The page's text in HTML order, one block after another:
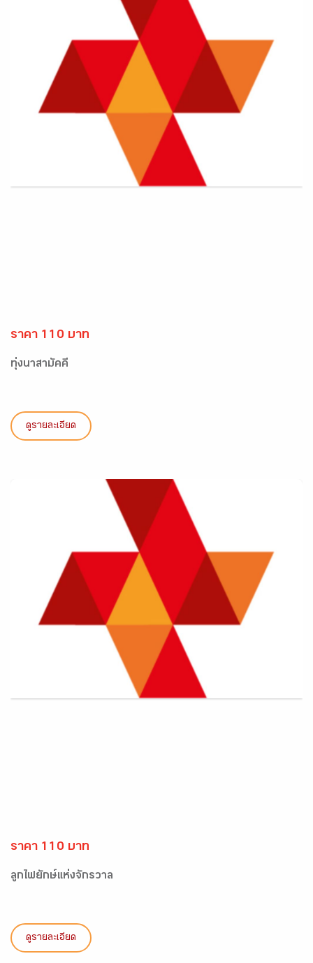
ราคา 110 บาท
ทุ่งนาสามัคคี
ดูรายละเอียด
ราคา 110 บาท
ลูกไฟยักษ์แห่งจักรวาล
ดูรายละเอียด